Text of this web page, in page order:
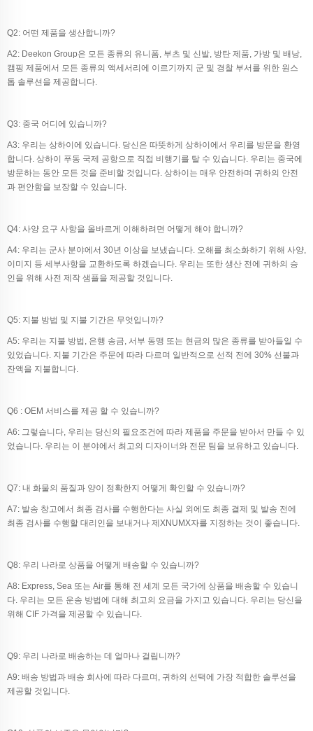
Q2: 어떤 제품을 생산합니까?
A2: Deekon Group은 모든 종류의 유니폼, 부츠 및 신발, 방탄 제품, 가방 및 배낭,
캠핑 제품에서 모든 종류의 액세서리에 이르기까지 군 및 경찰 부서를 위한 원스
톱 솔루션을 제공합니다.
Q3: 중국 어디에 있습니까?
A3: 우리는 상하이에 있습니다. 당신은 따뜻하게 상하이에서 우리를 방문을 환영
합니다. 상하이 푸동 국제 공항으로 직접 비행기를 탈 수 있습니다. 우리는 중국에
방문하는 동안 모든 것을 준비할 것입니다. 상하이는 매우 안전하며 귀하의 안전
과 편안함을 보장할 수 있습니다.
Q4: 사양 요구 사항을 올바르게 이해하려면 어떻게 해야 합니까?
A4: 우리는 군사 분야에서 30년 이상을 보냈습니다. 오해를 최소화하기 위해 사양,
이미지 등 세부사항을 교환하도록 하겠습니다. 우리는 또한 생산 전에 귀하의 승
인을 위해 사전 제작 샘플을 제공할 것입니다.
Q5: 지불 방법 및 지불 기간은 무엇입니까?
A5: 우리는 지불 방법, 은행 송금, 서부 동맹 또는 현금의 많은 종류를 받아들일 수
있었습니다. 지불 기간은 주문에 따라 다르며 일반적으로 선적 전에 30% 선불과
잔액을 지불합니다.
Q6 : OEM 서비스를 제공 할 수 있습니까?
A6: 그렇습니다, 우리는 당신의 필요조건에 따라 제품을 주문을 받아서 만들 수 있
었습니다. 우리는 이 분야에서 최고의 디자이너와 전문 팀을 보유하고 있습니다.
Q7: 내 화물의 품질과 양이 정확한지 어떻게 확인할 수 있습니까?
A7: 발송 창고에서 최종 검사를 수행한다는 사실 외에도 최종 결제 및 발송 전에
최종 검사를 수행할 대리인을 보내거나 제XNUMX자를 지정하는 것이 좋습니다.
Q8: 우리 나라로 상품을 어떻게 배송할 수 있습니까?
A8: Express, Sea 또는 Air를 통해 전 세계 모든 국가에 상품을 배송할 수 있습니
다. 우리는 모든 운송 방법에 대해 최고의 요금을 가지고 있습니다. 우리는 당신을
위해 CIF 가격을 제공할 수 있습니다.
Q9: 우리 나라로 배송하는 데 얼마나 걸립니까?
A9: 배송 방법과 배송 회사에 따라 다르며, 귀하의 선택에 가장 적합한 솔루션을
제공할 것입니다.